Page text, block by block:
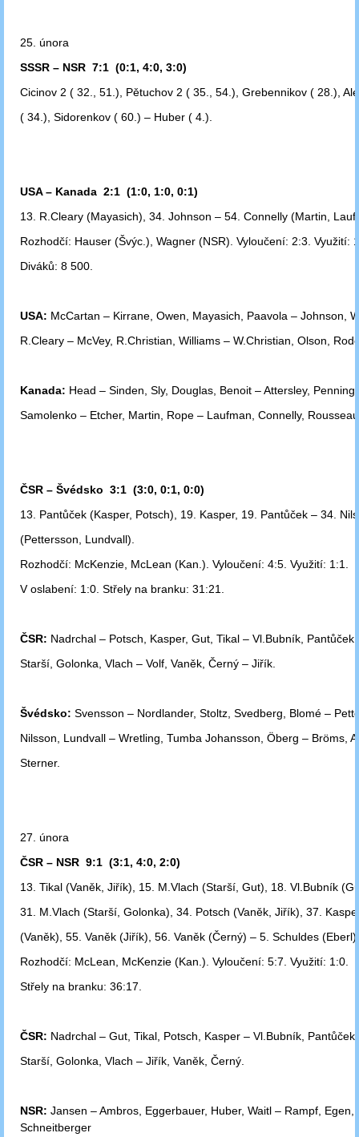
25. února
SSSR – NSR 7:1 (0:1, 4:0, 3:0)
Cicinov 2 ( 32., 51.), Pětuchov 2 ( 35., 54.), Grebennikov ( 28.),
( 34.), Sidorenkov ( 60.) – Huber ( 4.).
USA – Kanada 2:1 (1:0, 1:0, 0:1)
13. R.Cleary (Mayasich), 34. Johnson – 54. Connelly (Martin,
Rozhodčí: Hauser (Švýc.), Wagner (NSR). Vyloučení: 2:3. Využití:
Diváků: 8 500.
USA: McCartan – Kirrane, Owen, Mayasich, Paavola – Johnson,
R.Cleary – McVey, R.Christian, Williams – W.Christian, Olson,
Kanada: Head – Sinden, Sly, Douglas, Benoit – Attersley,
Samolenko – Etcher, Martin, Rope – Laufman, Connelly,
ČSR – Švédsko 3:1 (3:0, 0:1, 0:0)
13. Pantůček (Kasper, Potsch), 19. Kasper, 19. Pantůček – 34.
(Pettersson, Lundvall).
Rozhodčí: McKenzie, McLean (Kan.). Vyloučení: 4:5. Využití: 1:1.
V oslabení: 1:0. Střely na branku: 31:21.
ČSR: Nadrchal – Potsch, Kasper, Gut, Tikal – Vl.Bubník,
Starší, Golonka, Vlach – Volf, Vaněk, Černý – Jiřík.
Švédsko: Svensson – Nordlander, Stoltz, Svedberg, Blomé –
Nilsson, Lundvall – Wretling, Tumba Johansson, Öberg – Bröms,
Sterner.
27. února
ČSR – NSR 9:1 (3:1, 4:0, 2:0)
13. Tikal (Vaněk, Jiřík), 15. M.Vlach (Starší, Gut), 18. Vl.Bubník
31. M.Vlach (Starší, Golonka), 34. Potsch (Vaněk, Jiřík), 37.
(Vaněk), 55. Vaněk (Jiřík), 56. Vaněk (Černý) – 5. Schuldes (Eberl).
Rozhodčí: McLean, McKenzie (Kan.). Vyloučení: 5:7. Využití: 1:0.
Střely na branku: 36:17.
ČSR: Nadrchal – Gut, Tikal, Potsch, Kasper – Vl.Bubník,
Starší, Golonka, Vlach – Jiřík, Vaněk, Černý.
NSR: Jansen – Ambros, Eggerbauer, Huber, Waitl – Rampf, Egen,
Schneitberger